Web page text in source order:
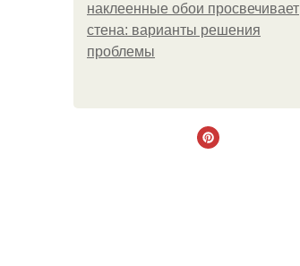
наклеенные обои просвечивает
стена: варианты решения
проблемы